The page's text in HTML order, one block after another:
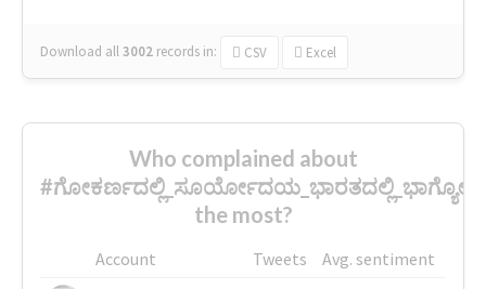
Download all3002 records in: CSV Excel
Who complained about
the most?
Account Tweets
Avg. sentiment